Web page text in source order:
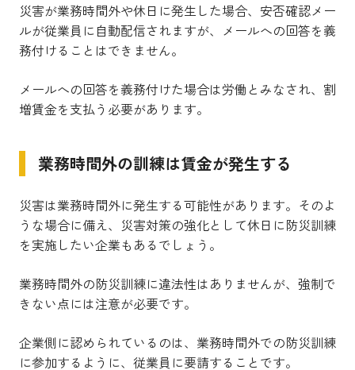
災害が業務時間外や休日に発生した場合、安否確認メー
ルが従業員に自動配信されますが、メールへの回答を義
務付けることはできません。
メールへの回答を義務付けた場合は労働とみなされ、割
増賃金を支払う必要があります。
業務時間外の訓練は賃金が発生する
災害は業務時間外に発生する可能性があります。そのよ
うな場合に備え、災害対策の強化として休日に防災訓練
を実施したい企業もあるでしょう。
業務時間外の防災訓練に違法性はありませんが、強制で
きない点には注意が必要です。
企業側に認められているのは、業務時間外での防災訓練
に参加するように、従業員に要請することです。